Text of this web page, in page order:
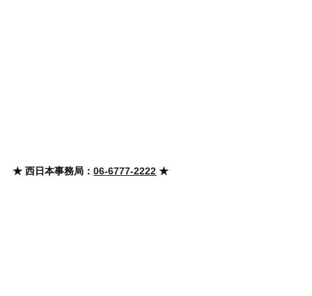
★ 西日本事務局：06-6777-2222 ★